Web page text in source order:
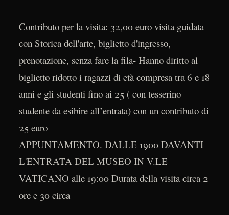
Contributo per la visita: 32,00 euro visita guidata
con Storica dell'arte, biglietto d'ingresso,
prenotazione, senza fare la fila- Hanno diritto al
biglietto ridotto i ragazzi di età compresa tra 6 e 18
anni e gli studenti fino ai 25 ( con tesserino
studente da esibire all’entrata) con un contributo di
25 euro
APPUNTAMENTO. DALLE 1900 DAVANTI
L'ENTRATA DEL MUSEO IN V.LE
VATICANO alle 19:00 Durata della visita circa 2
ore e 30 circa